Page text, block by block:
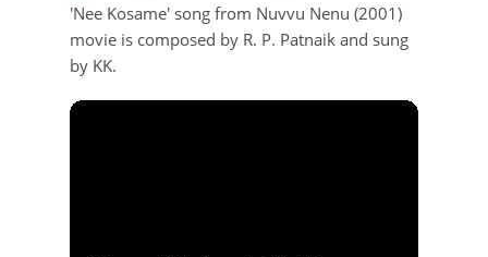
'Nee Kosame' song from Nuvvu Nenu (2001)
movie is composed by R. P. Patnaik and sung
by KK.